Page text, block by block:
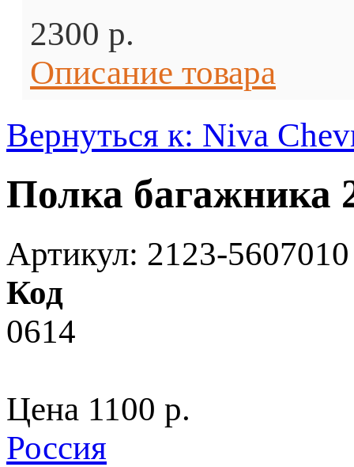
2300 p.
Описание товара
Вернуться к: Niva
Полка багажника
Артикул: 2123-5607010
Код
0614
Цена 1100 p.
Россия